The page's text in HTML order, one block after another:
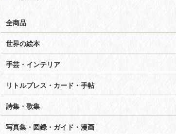
全商品
世界の絵本
手芸・インテリア
リトルプレス・カード・手帖
詩集・歌集
写真集・図録・ガイド・漫画